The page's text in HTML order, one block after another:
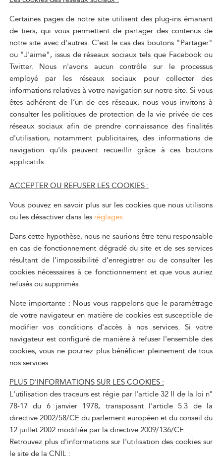
Certaines pages de notre site utilisent des plug-ins émanant
de tiers, qui vous permettent de partager des contenus de
notre site avec d'autres. C’est le cas des boutons "Partager"
ou "J'aime", issus de réseaux sociaux tels que Facebook ou
Twitter. Nous n'avons aucun contrôle sur le processus
employé par les réseaux sociaux pour collecter des
informations relatives à votre navigation sur notre site. Si vous
êtes adhérent de l’un de ces réseaux, nous vous invitons à
consulter les politiques de protection de la vie privée de ces
réseaux sociaux afin de prendre connaissance des finalités
d'utilisation, notamment publicitaires, des informations de
navigation qu'ils peuvent recueillir grâce à ces boutons
applicatifs.
ACCEPTER OU REFUSER LES COOKIES :
Vous pouvez en savoir plus sur les cookies que nous utilisons
ou les désactiver dans les réglages.
Dans cette hypothèse, nous ne saurions être tenu responsable
en cas de fonctionnement dégradé du site et de ses services
résultant de l’impossibilité d’enregistrer ou de consulter les
cookies nécessaires à ce fonctionnement et que vous auriez
refusés ou supprimés.
Note importante : Nous vous rappelons que le paramétrage
de votre navigateur en matière de cookies est susceptible de
modifier vos conditions d'accès à nos services. Si votre
navigateur est configuré de manière à refuser l'ensemble des
cookies, vous ne pourrez plus bénéficier pleinement de tous
nos services.
PLUS D'INFORMATIONS SUR LES COOKIES :
L'utilisation des traceurs est régie par l'article 32 II de la loi n°
78-17 du 6 janvier 1978, transposant l'article 5.3 de la
directive 2002/58/CE du parlement européen et du conseil du
12 juillet 2002 modifiée par la directive 2009/136/CE.
Retrouvez plus d'informations sur l'utilisation des cookies sur
le site de la CNIL :